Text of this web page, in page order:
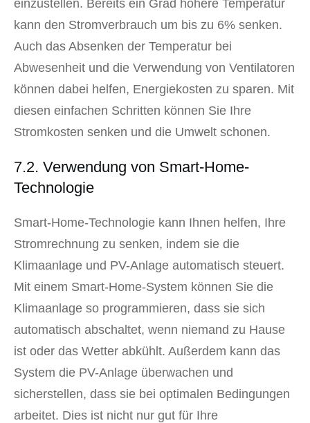
einzustellen. Bereits ein Grad höhere Temperatur
kann den Stromverbrauch um bis zu 6% senken.
Auch das Absenken der Temperatur bei
Abwesenheit und die Verwendung von Ventilatoren
können dabei helfen, Energiekosten zu sparen. Mit
diesen einfachen Schritten können Sie Ihre
Stromkosten senken und die Umwelt schonen.
7.2. Verwendung von Smart-Home-
Technologie
Smart-Home-Technologie kann Ihnen helfen, Ihre
Stromrechnung zu senken, indem sie die
Klimaanlage und PV-Anlage automatisch steuert.
Mit einem Smart-Home-System können Sie die
Klimaanlage so programmieren, dass sie sich
automatisch abschaltet, wenn niemand zu Hause
ist oder das Wetter abkühlt. Außerdem kann das
System die PV-Anlage überwachen und
sicherstellen, dass sie bei optimalen Bedingungen
arbeitet. Dies ist nicht nur gut für Ihre